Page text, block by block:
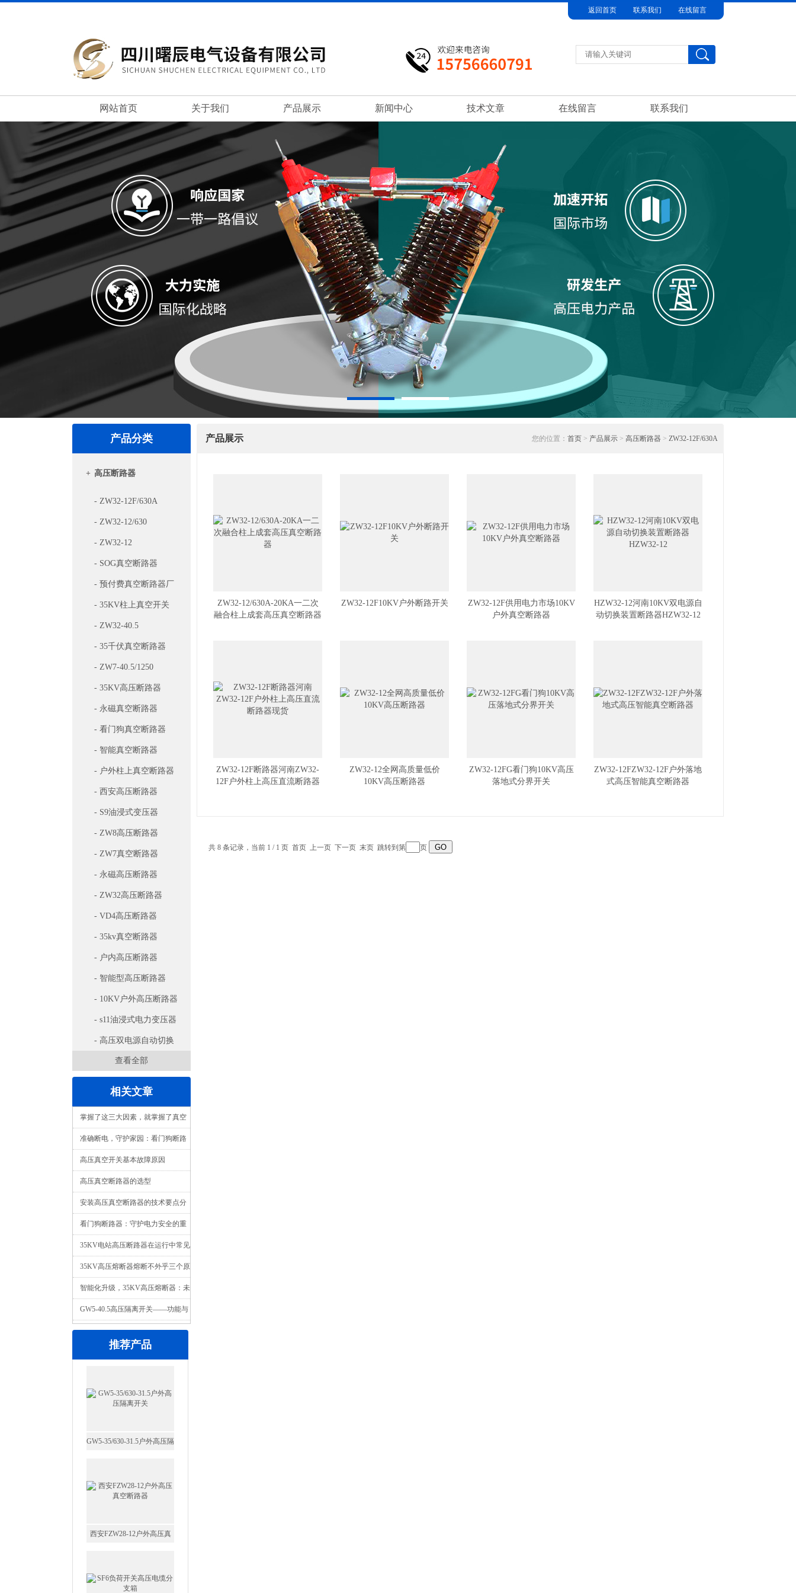
返回首页 联系我们 在线留言
网站首页 关于我们 产品展示 新闻中心 技术文章 在线留言 联系我们
产品分类
+ 高压断路器
- ZW32-12F/630A
- ZW32-12/630
- ZW32-12
- SOG真空断路器
- 预付费真空断路器厂
- 35KV柱上真空开关
- ZW32-40.5
- 35千伏真空断路器
- ZW7-40.5/1250
- 35KV高压断路器
- 永磁真空断路器
- 看门狗真空断路器
- 智能真空断路器
- 户外柱上真空断路器
- 西安高压断路器
- S9油浸式变压器
- ZW8高压断路器
- ZW7真空断路器
- 永磁高压断路器
- ZW32高压断路器
- VD4高压断路器
- 35kv真空断路器
- 户内高压断路器
- 智能型高压断路器
- 10KV户外高压断路器
- s11油浸式电力变压器
- 高压双电源自动切换
查看全部
相关文章
掌握了这三大因素，就掌握了真空
断路器的核心技术
准确断电，守护家园：看门狗断路
器，为您打造安全可靠的用电环境
高压真空开关基本故障原因
高压真空断路器的选型
安装高压真空断路器的技术要点分
看门狗断路器：守护电力安全的重
要角色
35KV电站高压断路器在运行中常见
的故障分析
35KV高压熔断器熔断不外乎三个原
智能化升级，35KV高压熔断器：未
来电网的智慧之选
GW5-40.5高压隔离开关——功能与
应用
推荐产品
产品展示 您的位置： 首页 > 产品展示 > 高压断路器 > ZW32-12F/630A
ZW32-12/630A-20KA一二次
融合柱上成套高压真空断路器
ZW32-12F10KV户外断路开关
ZW32-12F供用电力市场10KV
户外真空断路器
HZW32-12河南10KV双电源自
动切换装置断路器HZW32-12
ZW32-12F断路器河南ZW32-
12F户外柱上高压直流断路器
ZW32-12全网高质量低价
10KV高压断路器
ZW32-12FG看门狗10KV高压
落地式分界开关
ZW32-12FZW32-12F户外落地
式高压智能真空断路器
共 8 条记录，当前 1 / 1 页 首页 上一页 下一页 末页 跳转到第 页